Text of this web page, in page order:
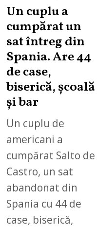
Un cuplu a
cumpărat un
sat întreg din
Spania. Are 44
de case,
biserică, școală
și bar
Un cuplu de
americani a
cumpărat Salto de
Castro, un sat
abandonat din
Spania cu 44 de
case, biserică,